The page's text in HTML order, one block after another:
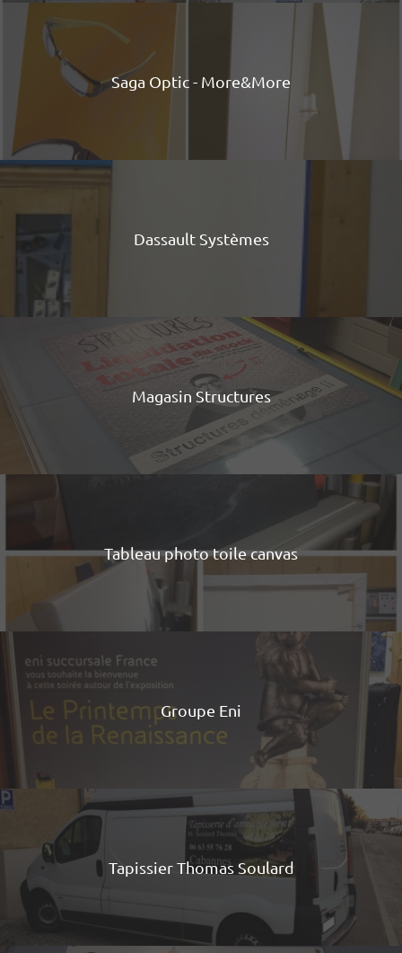
Saga Optic - More&More
Dassault Systèmes
Magasin Structures
Tableau photo toile canvas
Groupe Eni
Tapissier Thomas Soulard